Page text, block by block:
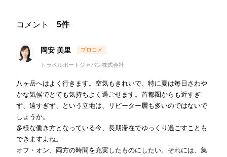
コメント 5件
岡安 美里
トラベルポートジャパン株式会社
八ヶ岳へはよく行きます。空気もきれいで、特に夏は毎日さわや
かな気候でとても気持ちよく過ごせます。首都圏からも近すぎ
ず、遠すぎず、という立地は、リピーター層も多いのではないで
しょうか。
多様な働き方となっている今、長期滞在でゆっくり過ごすことも
できますよね。
オフ・オン、両方の時間を充実したものにしたい。それには、集